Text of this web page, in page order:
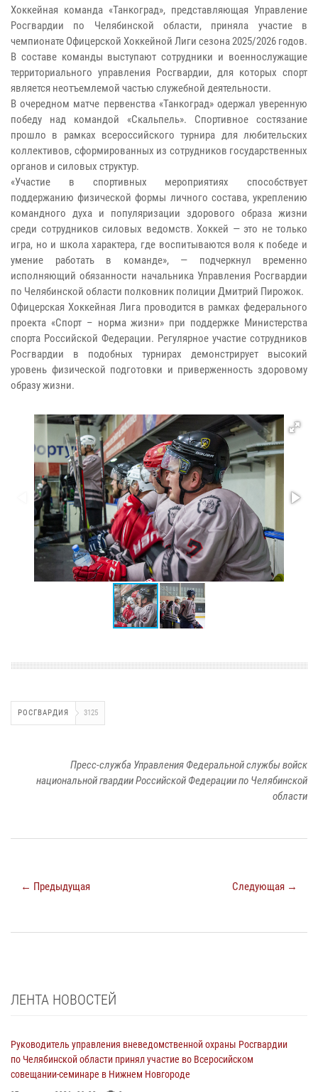
Хоккейная команда «Танкоград», представляющая Управление
Росгвардии по Челябинской области, приняла участие в
чемпионате Офицерской Хоккейной Лиги сезона 2025/2026 годов.
В составе команды выступают сотрудники и военнослужащие
территориального управления Росгвардии, для которых спорт
является неотъемлемой частью служебной деятельности.
В очередном матче первенства «Танкоград» одержал уверенную
победу над командой «Скальпель». Спортивное состязание
прошло в рамках всероссийского турнира для любительских
коллективов, сформированных из сотрудников государственных
органов и силовых структур.
«Участие в спортивных мероприятиях способствует
поддержанию физической формы личного состава, укреплению
командного духа и популяризации здорового образа жизни
среди сотрудников силовых ведомств. Хоккей — это не только
игра, но и школа характера, где воспитываются воля к победе и
умение работать в команде», — подчеркнул временно
исполняющий обязанности начальника Управления Росгвардии
по Челябинской области полковник полиции Дмитрий Пирожок.
Офицерская Хоккейная Лига проводится в рамках федерального
проекта «Спорт – норма жизни» при поддержке Министерства
спорта Российской Федерации. Регулярное участие сотрудников
Росгвардии в подобных турнирах демонстрирует высокий
уровень физической подготовки и приверженность здоровому
образу жизни.
РОСГВАРДИЯ 3125
Пресс-служба Управления Федеральной службы войск
национальной гвардии Российской Федерации по Челябинской
области
← Предыдущая Следующая →
ЛЕНТА НОВОСТЕЙ
Руководитель управления вневедомственной охраны Росгвардии
по Челябинской области принял участие во Всеросийском
совещании-семинаре в Нижнем Новгороде